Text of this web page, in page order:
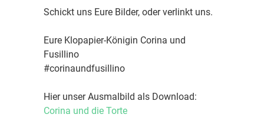
Schickt uns Eure Bilder, oder verlinkt uns.
Eure Klopapier-Königin Corina und
Fusillino
#corinaundfusillino
Hier unser Ausmalbild als Download:
Corina und die Torte